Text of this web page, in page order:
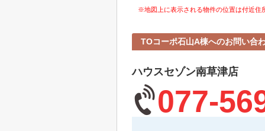
※地図上に表示される物件の位置は付近住
TOコーポ石山A棟へのお問い合
ハウスセゾン南草津店
077-